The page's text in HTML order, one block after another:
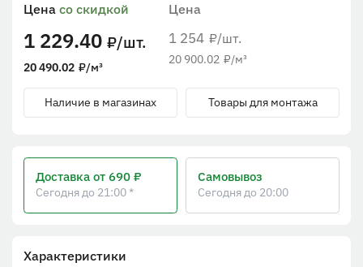
Характеристики
Цена
1 254 ₽/шт.
20 900.02 ₽/м³
Цена со скидкой
1 229.40 ₽/шт.
20 490.02 ₽/м³
Наличие в магазинах Товары для монтажа
Доставка от 690 ₽
Сегодня до 21:00 *
Самовывоз
Сегодня до 20:00